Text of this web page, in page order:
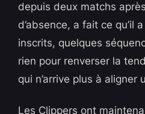
depuis deux matchs
d’absence, a fait ce qu’il
inscrits, quelques
rien pour renverser la
qui n’arrive plus à aligner
Les Clippers ont